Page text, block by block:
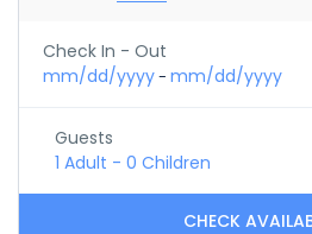
Check In - Out
mm/dd/yyyy- mm/dd/yyyy
Guests
1 Adult - 0 Children